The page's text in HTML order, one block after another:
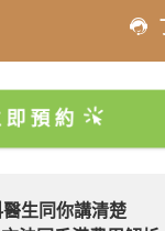
預約
生同你講清楚